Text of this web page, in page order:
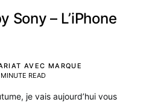
Sony – L’iPhone
AVEC MARQUE
READ
je vais aujourd’hui vous